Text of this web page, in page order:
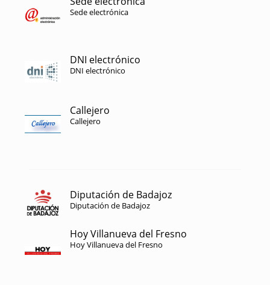
Sede electrónica
DNI electrónico
DNI electrónico
Callejero
Callejero
Diputación de Badajoz
Diputación de Badajoz
Hoy Villanueva del Fresno
Hoy Villanueva del Fresno